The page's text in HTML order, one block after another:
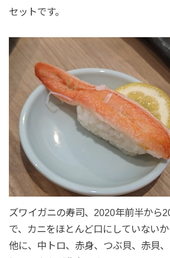
セットです。
ズワイガニの寿司、2020年前半から
で、カニをほとんど口にしていないか
他に、中トロ、赤身、つぶ貝、赤貝